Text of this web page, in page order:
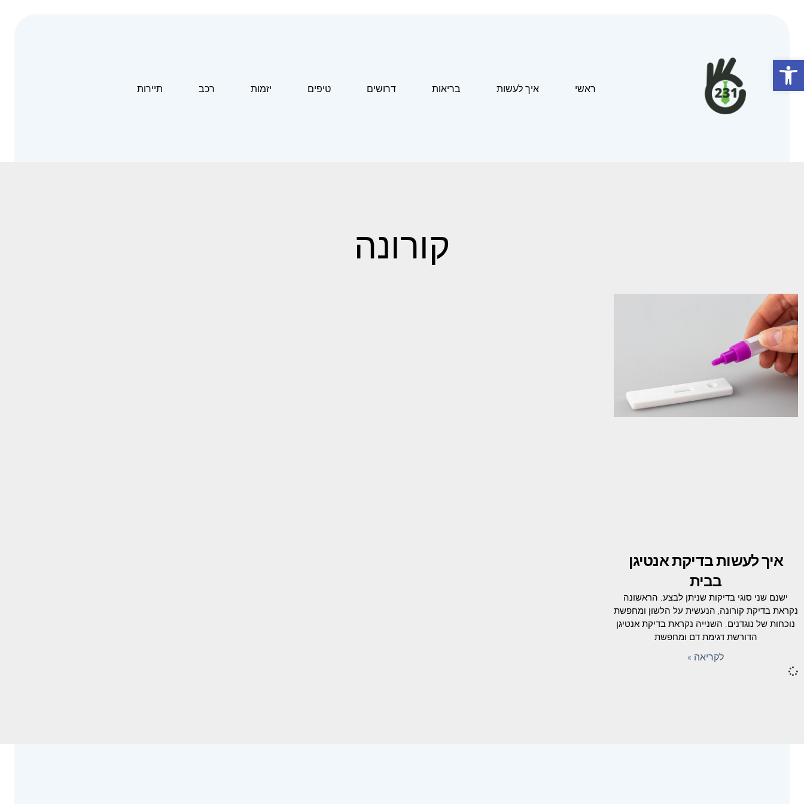
ראשי איך לעשות בריאות דרושים טיפים יזמות רכב תיירות
קורונה
איך לעשות בדיקת אנטיגן
בבית
ישנם שני סוגי בדיקות שניתן לבצע. הראשונה
נקראת בדיקת קורונה, הנעשית על הלשון ומחפשת
נוכחות של נוגדנים. השנייה נקראת בדיקת אנטיגן
הדורשת דגימת דם ומחפשת
לקריאה »
פתח סרגל נגישות